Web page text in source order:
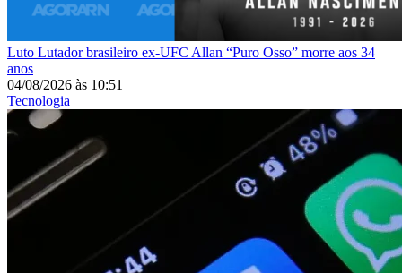
Luto Lutador brasileiro ex-UFC Allan “Puro Osso” morre aos 34
anos
04/08/2026 às 10:51
Tecnologia